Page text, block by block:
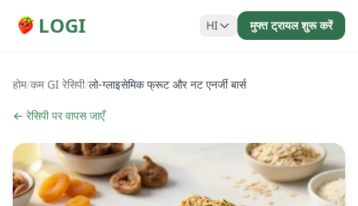
LOGI HI मुफ्त ट्रायल शुरू करें
होम/कम GI रेसिपी/लो-ग्लाइसेमिक फ्रूट और नट एनर्जी बार्स
← रेसिपी पर वापस जाएँ